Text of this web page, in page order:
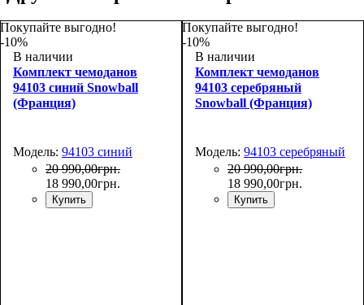
Покупайте выгодно!
-10%
В наличии
Комплект чемоданов
94103 синий Snowball
(Франция)
Модель: 94103 синий
20 990,00грн.
18 990,00грн.
Купить
Покупайте выгодно!
-10%
В наличии
Комплект чемоданов
94103 серебряный
Snowball (Франция)
Модель: 94103 серебряный
20 990,00грн.
18 990,00грн.
Купить